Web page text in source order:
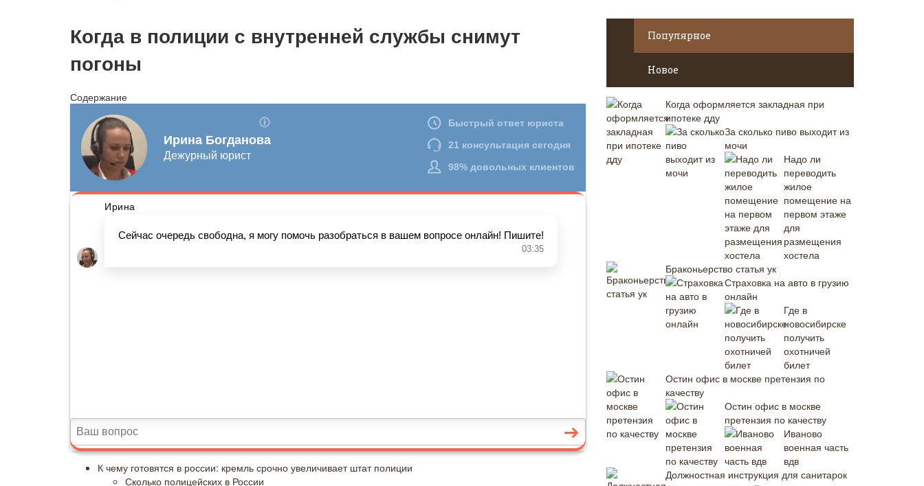
Когда в полиции с внутренней службы снимут
погоны
Содержание
К чему готовятся в россии: кремль срочно увеличивает штат полиции
Сколько полицейских в России
Популярное
Новое
Когда оформляется закладная при
ипотеке дду
За сколько пиво выходит из
мочи
Надо ли
переводить
жилое
помещение на
первом этаже
для
размещения
хостела
Браконьерство статья ук
Страховка на авто в грузию
онлайн
Где в
новосибирске
получить
охотничей
билет
Остин офис в москве претензия по
качеству
Остин офис в москве
претензия по качеству
Иваново
военная часть
вдв
Должностная инструкция для санитарок